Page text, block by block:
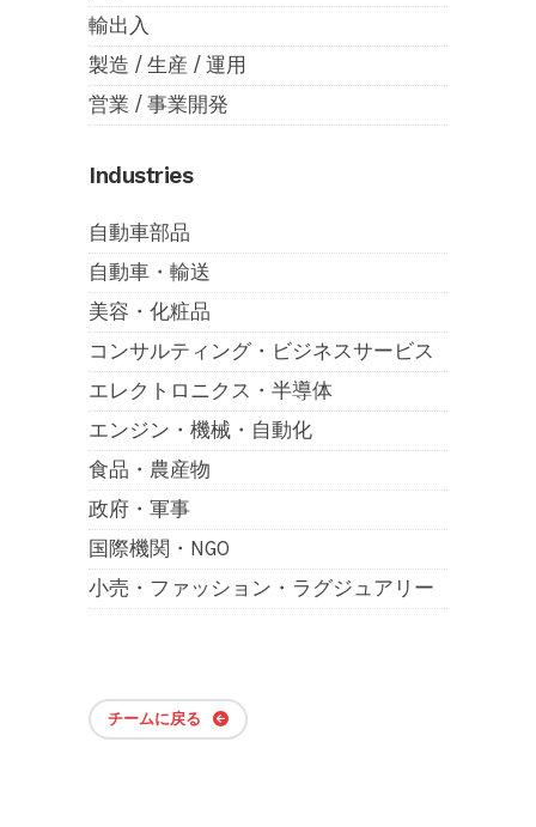
輸出入
製造 / 生産 / 運用
営業 / 事業開発
Industries
自動車部品
自動車・輸送
美容・化粧品
コンサルティング・ビジネスサービス
エレクトロニクス・半導体
エンジン・機械・自動化
食品・農産物
政府・軍事
国際機関・NGO
小売・ファッション・ラグジュアリー
チームに戻る